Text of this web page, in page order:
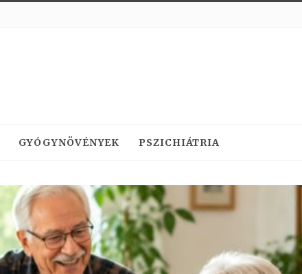
GYÓGYNÖVÉNYEK PSZICHIÁTRIA